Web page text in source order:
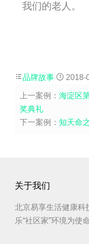
我们的老人。
品牌故事 2018-
上一案例： 海淀区
奖典礼
下一案例： 知天命
关于我们
北京易享生活健康科
乐“社区家”环境为使